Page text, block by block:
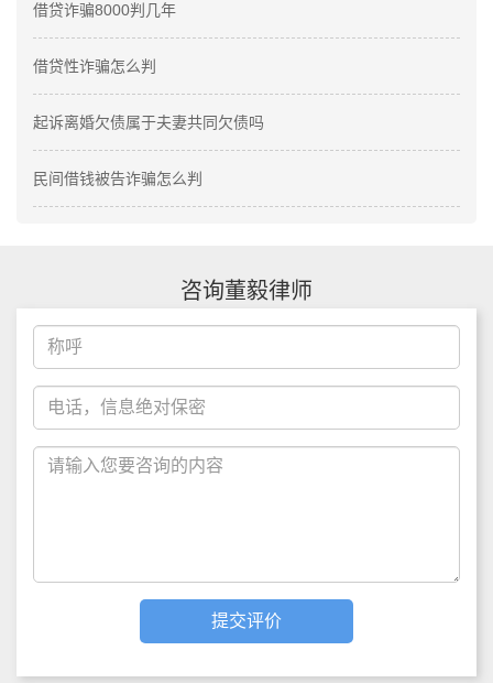
借贷诈骗8000判几年
借贷性诈骗怎么判
起诉离婚欠债属于夫妻共同欠债吗
民间借钱被告诈骗怎么判
咨询董毅律师